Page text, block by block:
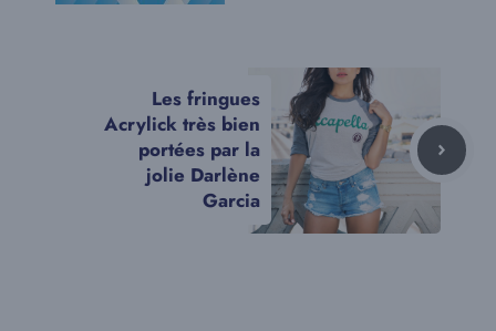
Les fringues
Acrylick très bien
portées par la
jolie Darlène
Garcia